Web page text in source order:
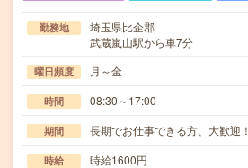
勤務地
埼玉県比企郡
武蔵嵐山駅から車7分
曜日頻度 月～金
時間 08:30～17:00
期間 長期でお仕事できる方、大歓迎！
時給 時給1600円